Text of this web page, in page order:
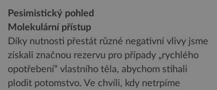
Pesimistický pohled
Molekulární přístup
Díky nutnosti přestát různé negativní vlivy jsme
získali značnou rezervu pro případy „rychlého
opotřebení“ vlastního těla, abychom stihali
plodit potomstvo. Ve chvíli, kdy netrpíme